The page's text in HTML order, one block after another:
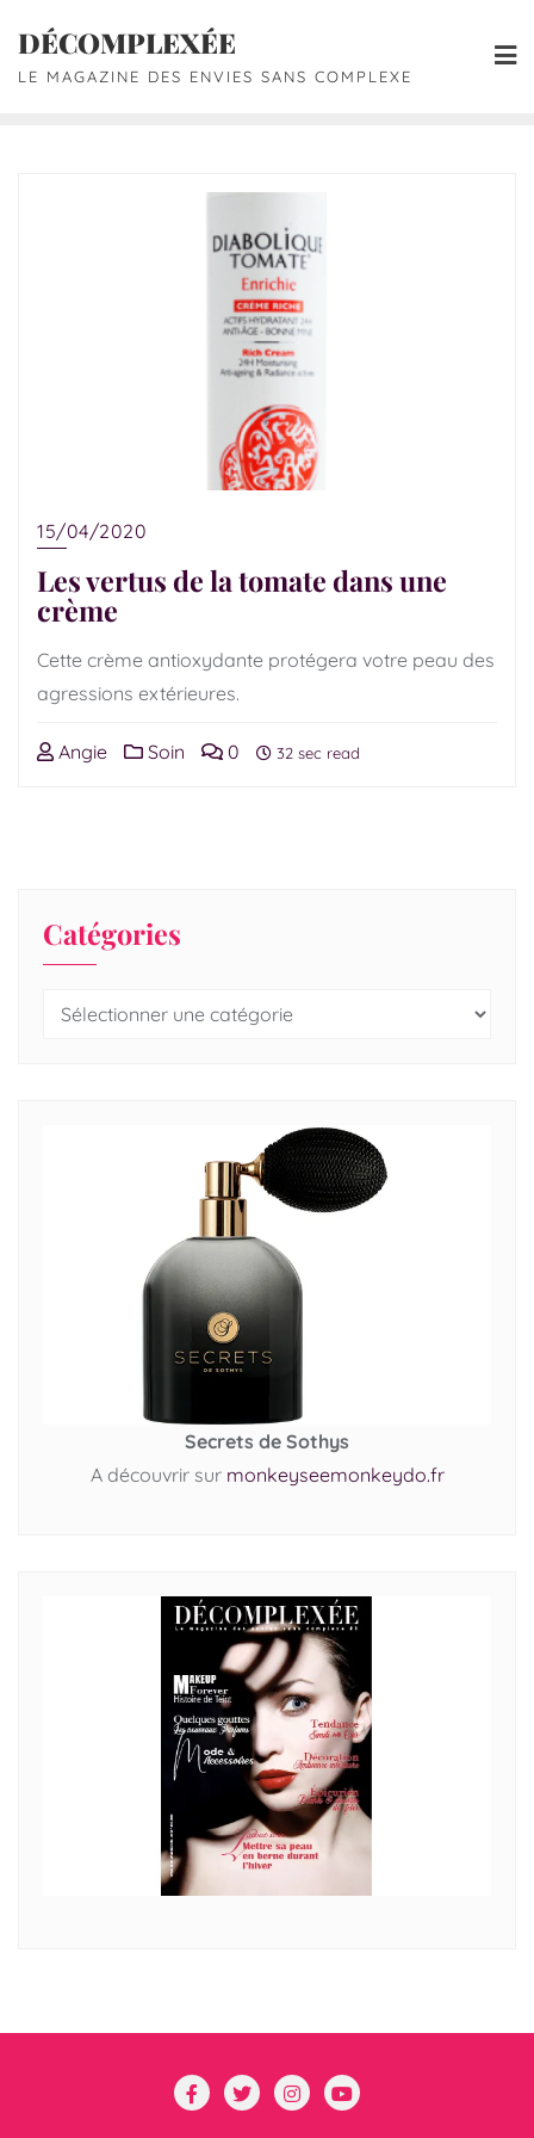
DÉCOMPLEXÉE
LE MAGAZINE DES ENVIES SANS COMPLEXE
15/04/2020
Les vertus de la tomate dans une
crème
Cette crème antioxydante protégera votre peau des
agressions extérieures.
Angie Soin 0 32 sec read
Catégories
Secrets de Sothys
A découvrir sur monkeyseemonkeydo.fr